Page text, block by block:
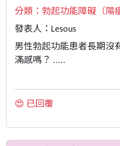
分類： 勃起功能障礙（陽
發表人：Lesous
男性勃起功能患者長期沒
滿感嗎？ .....
😍 已回覆